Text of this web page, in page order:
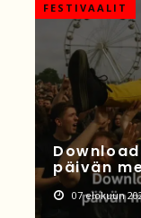
FESTIVAALIT
päivän
07 elokuun